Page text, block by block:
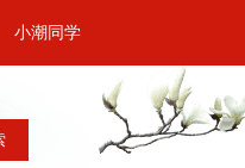
小潮同学